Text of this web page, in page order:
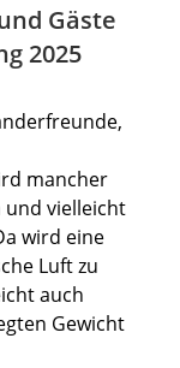
Gäste
2025
mancher
und vielleicht
wird eine
Luft zu
auch
Gewicht